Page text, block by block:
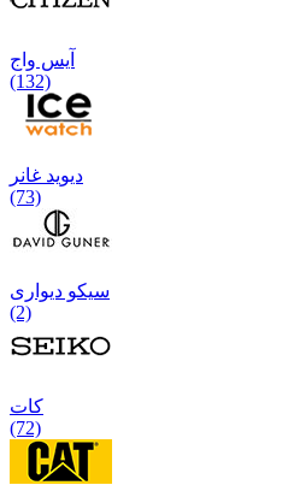
آیس واج
(132)
دیوید غانر
(73)
سیکو دیواری
(2)
كات
(72)